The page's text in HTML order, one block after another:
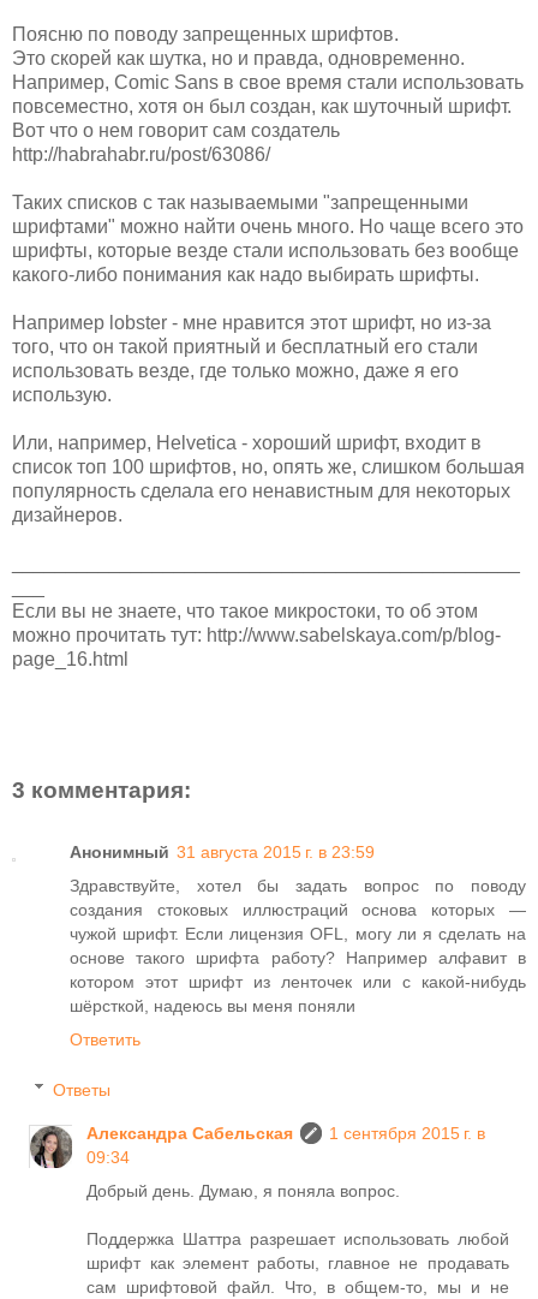
Поясню по поводу запрещенных шрифтов.
Это скорей как шутка, но и правда, одновременно.
Например, Comic Sans в свое время стали использовать
повсеместно, хотя он был создан, как шуточный шрифт.
Вот что о нем говорит сам создатель
http://habrahabr.ru/post/63086/
Таких списков с так называемыми "запрещенными
шрифтами" можно найти очень много. Но чаще всего это
шрифты, которые везде стали использовать без вообще
какого-либо понимания как надо выбирать шрифты.
Например lobster - мне нравится этот шрифт, но из-за
того, что он такой приятный и бесплатный его стали
использовать везде, где только можно, даже я его
использую.
Или, например, Helvetica - хороший шрифт, входит в
список топ 100 шрифтов, но, опять же, слишком большая
популярность сделала его ненавистным для некоторых
дизайнеров.
Если вы не знаете, что такое микростоки, то об этом
можно прочитать тут: http://www.sabelskaya.com/p/blog-
page_16.html
3 комментария:
Анонимный 31 августа 2015 г. в 23:59
Здравствуйте, хотел бы задать вопрос по поводу
создания стоковых иллюстраций основа которых —
чужой шрифт. Если лицензия OFL, могу ли я сделать на
основе такого шрифта работу? Например алфавит в
котором этот шрифт из ленточек или с какой-нибудь
шёрсткой, надеюсь вы меня поняли
Ответить
Ответы
Александра Сабельская
1 сентября 2015 г. в
09:34
Добрый день. Думаю, я поняла вопрос.
Поддержка Шаттра разрешает использовать любой
шрифт как элемент работы, главное не продавать
сам шрифтовой файл. Что, в общем-то, мы и не